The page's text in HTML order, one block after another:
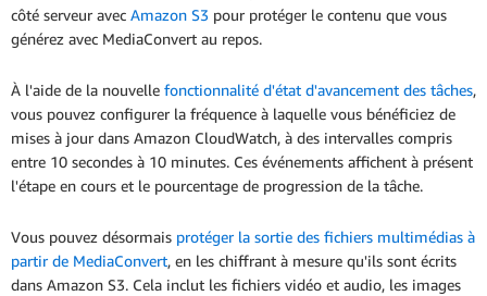
côté serveur avec Amazon S3 pour protéger le contenu que vous
générez avec MediaConvert au repos.
À l'aide de la nouvelle fonctionnalité d'état d'avancement des tâches,
vous pouvez configurer la fréquence à laquelle vous bénéficiez de
mises à jour dans Amazon CloudWatch, à des intervalles compris
entre 10 secondes à 10 minutes. Ces événements affichent à présent
l'étape en cours et le pourcentage de progression de la tâche.
Vous pouvez désormais protéger la sortie des fichiers multimédias à
partir de MediaConvert, en les chiffrant à mesure qu'ils sont écrits
dans Amazon S3. Cela inclut les fichiers vidéo et audio, les images